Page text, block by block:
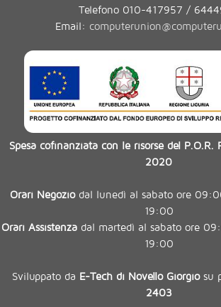
Telefono 010-417957 /
Email:
Spesa cofinanziata con le risorse del P.O.R.
2020
Orari Negoziodal lunedì al sabato ore
19:00
Orari Assistenzadal martedì al sabato ore
19:00
Sviluppato da E-Tech di Novello Giorgiosu
2403